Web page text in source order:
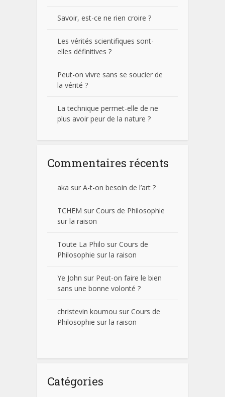
Savoir, est-ce ne rien croire ?
Les vérités scientifiques sont-
elles définitives ?
Peut-on vivre sans se soucier de
la vérité ?
La technique permet-elle de ne
plus avoir peur de la nature ?
Commentaires récents
aka sur A-t-on besoin de l’art ?
TCHEM sur Cours de Philosophie
sur la raison
Toute La Philo sur Cours de
Philosophie sur la raison
Ye John sur Peut-on faire le bien
sans une bonne volonté ?
christevin koumou sur Cours de
Philosophie sur la raison
Catégories